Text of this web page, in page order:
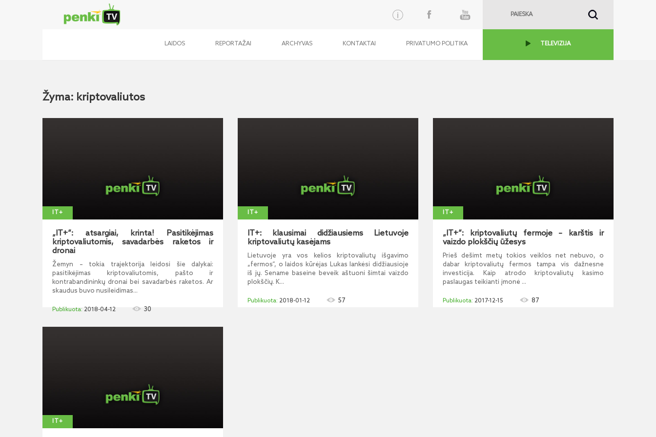
LAIDOS REPORTAŽAI ARCHYVAS KONTAKTAI PRIVATUMO POLITIKA TELEVIZIJA
Žyma: kriptovaliutos
IT+
„IT+“: atsargiai, krinta! Pasitikėjimas
kriptovaliutomis, savadarbės raketos ir
dronai
Žemyn – tokia trajektorija leidosi šie dalykai:
pasitikėjimas kriptovaliutomis, pašto ir
kontrabandininkų dronai bei savadarbės raketos. Ar
skaudus buvo nusileidimas...
2018-04-12 30
IT+
IT+: klausimai didžiausiems Lietuvoje
kriptovaliutų kasėjams
Lietuvoje yra vos kelios kriptovaliutų išgavimo
„fermos“, o laidos kūrėjas Lukas lankėsi didžiausioje
iš jų. Sename baseine beveik aštuoni šimtai vaizdo
plokščių. K...
2018-01-12 57
IT+
„IT+“: kriptovaliutų fermoje – karštis ir
vaizdo plokščių ūžesys
Prieš dešimt metų tokios veiklos net nebuvo, o
dabar kriptovaliutų fermos tampa vis dažnesne
investicija. Kaip atrodo kriptovaliutų kasimo
paslaugas teikianti įmonė ...
2017-12-15 87
IT+